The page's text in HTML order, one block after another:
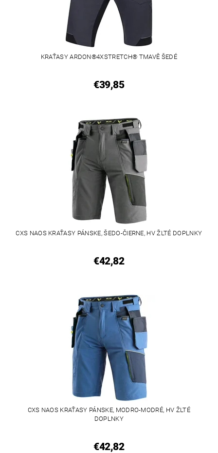
KRAŤASY ARDON®4XSTRETCH® TMAVĚ ŠEDÉ
€39,85
CXS NAOS KRAŤASY PÁNSKE, ŠEDO-ČIERNE, HV ŽLTÉ DOPLNKY
€42,82
CXS NAOS KRAŤASY PÁNSKE, MODRO-MODRÉ, HV ŽLTÉ
DOPLNKY
€42,82